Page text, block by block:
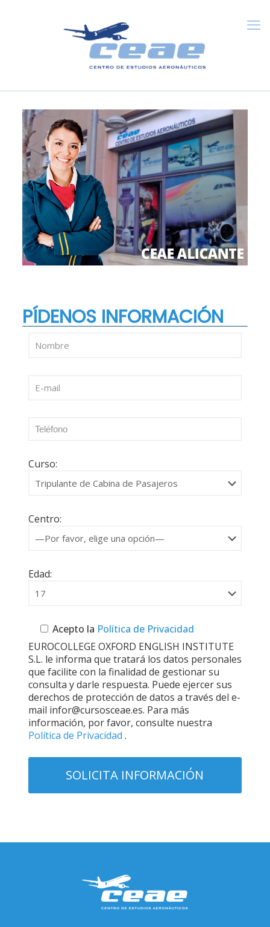
PÍDENOS INFORMACIÓN
Curso:
Centro:
Edad:
Acepto la Política de Privacidad
EUROCOLLEGE OXFORD ENGLISH INSTITUTE
S.L. le informa que tratará los datos personales
que facilite con la finalidad de gestionar su
consulta y darle respuesta. Puede ejercer sus
derechos de protección de datos a través del e-
mail infor@cursosceae.es. Para más
información, por favor, consulte nuestra
Política de Privacidad .